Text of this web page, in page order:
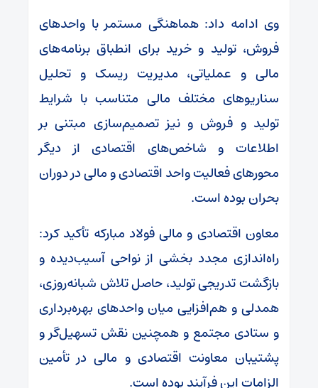
وی ادامه داد: هماهنگی مستمر با واحد‌های
فروش، تولید و خرید برای انطباق برنامه‌های
مالی و عملیاتی، مدیریت ریسک و تحلیل
سناریو‌های مختلف مالی متناسب با شرایط
تولید و فروش و نیز تصمیم‌سازی مبتنی بر
اطلاعات و شاخص‌های اقتصادی از دیگر
محور‌های فعالیت واحد اقتصادی و مالی در دوران
بحران بوده است.
معاون اقتصادی و مالی فولاد مبارکه تأکید کرد:
راه‌اندازی مجدد بخشی از نواحی آسیب‌دیده و
بازگشت تدریجی تولید، حاصل تلاش شبانه‌روزی،
همدلی و هم‌افزایی میان واحد‌های بهره‌برداری
و ستادی مجتمع و همچنین نقش تسهیل‌گر و
پشتیبان معاونت اقتصادی و مالی در تأمین
الزامات این فرآیند بوده است.